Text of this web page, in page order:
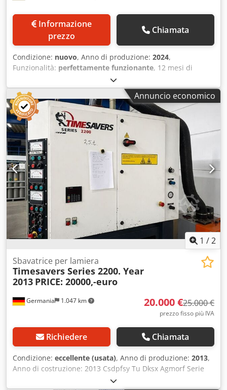
prezzo
Chiamata
Condizione: nuovo, Anno di produzione: 2024,
Funzionalità: perfettamente funzionante, 12 mesi di
garanzia Crodpfx Aezldr Esgmsf
Annuncio economico
1 /2
Germania 1.047 km
Sbavatrice per lamiera
Timesavers Series 2200. Year
2013 PRICE: 20000,-euro
20.000 €25.000 €
prezzo fisso più IVA
Richiedere Chiamata
Condizione: eccellente (usata), Anno di produzione: 2013,
Anno di costruzione: 2013 Csdpfsy Tu Dksx Agmorf Serie